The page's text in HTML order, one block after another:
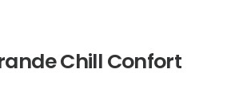
Chill Confort